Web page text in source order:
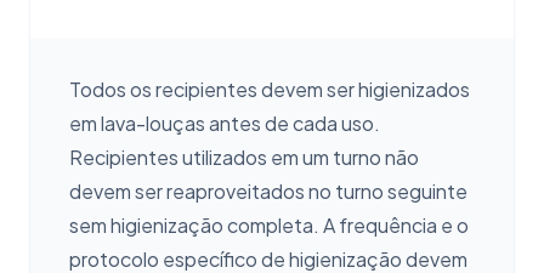
Todos os recipientes devem ser higienizados
em lava-louças antes de cada uso.
Recipientes utilizados em um turno não
devem ser reaproveitados no turno seguinte
sem higienização completa. A frequência e o
protocolo específico de higienização devem